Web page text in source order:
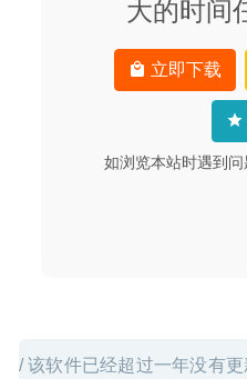
大的时间
立即下载
如浏览本站时遇到问
/ 该软件已经超过一年没有
Athentech Perfectly Clear
皮调色美化工具 2020-05-03
File List Export 3.0 – 文件
Adguard 2.4.6 (754)
的广告过滤程序 2020-04-04